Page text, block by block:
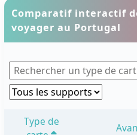
Comparatif interactif
voyager au Portugal
Recherche
Filtrer par support
Type de